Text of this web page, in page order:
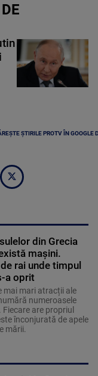
ȘTIRILE PROTV ÎN GOOGLE
din Grecia
mașini.
rai unde timpul
a oprit
mai mari atracții ale
numeroasele
Fiecare are propriul
înconjurată de apele
mării.